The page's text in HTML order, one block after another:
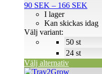
90 SEK – 166 SEK
till
50 st
24 st
I lager
Kan skickas idag
Välj variant:
Välj alternativ
produktsidan